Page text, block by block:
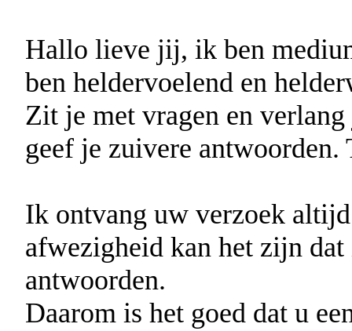
Hallo lieve jij, ik ben
ben heldervoelend en
Zit je met vragen en
geef je zuivere
Ik ontvang uw verzoek
afwezigheid kan het zijn
antwoorden.
Daarom is het goed dat u